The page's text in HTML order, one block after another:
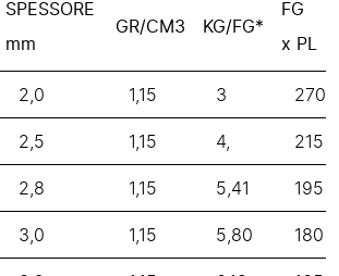
SPESSORE
mm
GR/CM3 KG/FG*
FG
x PL
2,0 1,15 3 270
2,5 1,15 4, 215
2,8 1,15 5,41 195
3,0 1,15 5,80 180